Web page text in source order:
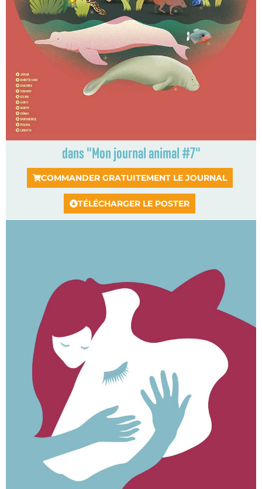
dans "Mon journal animal #7"
COMMANDER GRATUITEMENT LE JOURNAL
TÉLÉCHARGER LE POSTER